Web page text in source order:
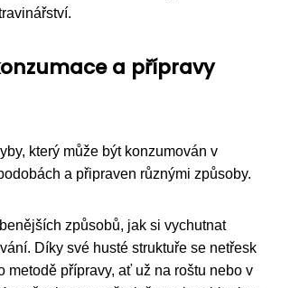
a přípravy
který může být konzumován v
a připraven různými způsoby.
způsobů, jak si vychutnat
Díky své husté struktuře se netřesk
metodě přípravy, ať už na roštu nebo v